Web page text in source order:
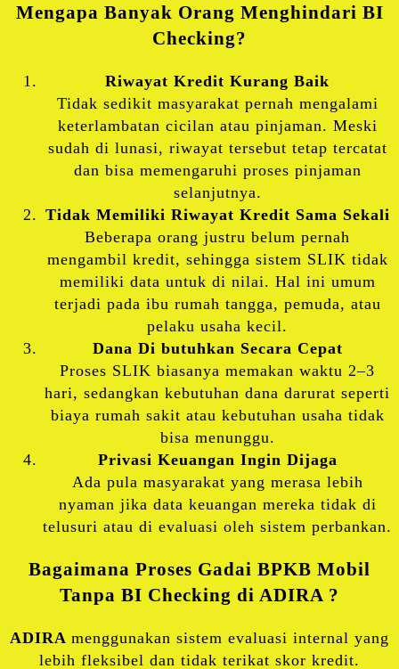
Mengapa Banyak Orang Menghindari BI
Checking?
Riwayat Kredit Kurang Baik
Tidak sedikit masyarakat pernah mengalami
keterlambatan cicilan atau pinjaman. Meski
sudah di lunasi, riwayat tersebut tetap tercatat
dan bisa memengaruhi proses pinjaman
selanjutnya.
Tidak Memiliki Riwayat Kredit Sama Sekali
Beberapa orang justru belum pernah
mengambil kredit, sehingga sistem SLIK tidak
memiliki data untuk di nilai. Hal ini umum
terjadi pada ibu rumah tangga, pemuda, atau
pelaku usaha kecil.
Dana Di butuhkan Secara Cepat
Proses SLIK biasanya memakan waktu 2–3
hari, sedangkan kebutuhan dana darurat seperti
biaya rumah sakit atau kebutuhan usaha tidak
bisa menunggu.
Privasi Keuangan Ingin Dijaga
Ada pula masyarakat yang merasa lebih
nyaman jika data keuangan mereka tidak di
telusuri atau di evaluasi oleh sistem perbankan.
Bagaimana Proses Gadai BPKB Mobil
Tanpa BI Checking di ADIRA ?
ADIRA menggunakan sistem evaluasi internal yang
lebih fleksibel dan tidak terikat skor kredit.